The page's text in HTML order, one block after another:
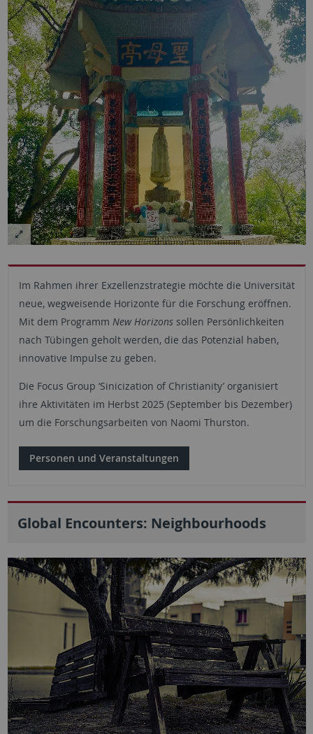
Im Rahmen ihrer Exzellenzstrategie möchte die Universität
neue, wegweisende Horizonte für die Forschung eröffnen.
Mit dem Programm New Horizonssollen Persönlichkeiten
nach Tübingen geholt werden, die das Potenzial haben,
innovative Impulse zu geben.
Die Focus Group ‘Sinicization of Christianity’ organisiert
ihre Aktivitäten im Herbst 2025 (September bis Dezember)
um die Forschungsarbeiten von Naomi Thurston.
Personen und Veranstaltungen
Global Encounters: Neighbourhoods